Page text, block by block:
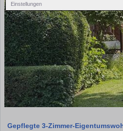
Einstellungen
Gepflegte 3-Zimmer-